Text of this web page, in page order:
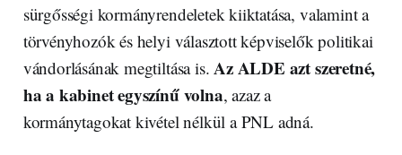
sürgősségi kormányrendeletek kiiktatása, valamint a
törvényhozók és helyi választott képviselők politikai
vándorlásának megtiltása is.Az ALDE azt szeretné,
ha a kabinet egyszínű volna, azaz a
kormánytagokat kivétel nélkül a PNL adná.